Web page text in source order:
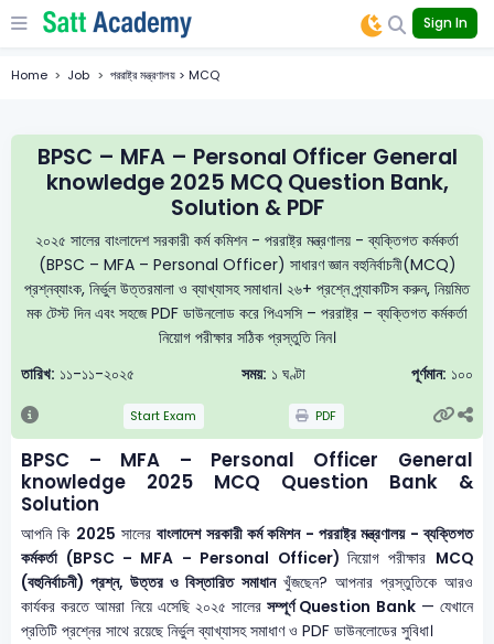
Sign In
Home Job পররাষ্ট্র মন্ত্রণালয় > MCQ
BPSC – MFA – Personal Officer General
knowledge 2025 MCQ Question Bank,
Solution & PDF
২০২৫ সালের বাংলাদেশ সরকারী কর্ম কমিশন - পররাষ্ট্র মন্ত্রণালয় - ব্যক্তিগত কর্মকর্তা
(BPSC – MFA – Personal Officer) সাধারণ জ্ঞান বহুনির্বাচনী(MCQ)
প্রশ্নব্যাংক, নির্ভুল উত্তরমালা ও ব্যাখ্যাসহ সমাধান। ২৬+ প্রশ্নে প্র্যাকটিস করুন, নিয়মিত
মক টেস্ট দিন এবং সহজে PDF ডাউনলোড করে পিএসসি – পররাষ্ট্র – ব্যক্তিগত কর্মকর্তা
নিয়োগ পরীক্ষার সঠিক প্রস্তুতি নিন।
তারিখ: ১১-১১-২০২৫ সময়: ১ ঘণ্টা পূর্ণমান: ১০০
Start Exam PDF
BPSC – MFA – Personal Officer General
knowledge 2025 MCQ Question Bank &
Solution
আপনি কি 2025 সালেরবাংলাদেশ সরকারী কর্ম কমিশন - পররাষ্ট্র মন্ত্রণালয় - ব্যক্তিগত
কর্মকর্তা (BPSC – MFA – Personal Officer)নিয়োগ পরীক্ষার MCQ
(বহুনির্বাচনী) প্রশ্ন, উত্তর ও বিস্তারিত সমাধানখুঁজছেন? আপনার প্রস্তুতিকে আরও
কার্যকর করতে আমরা নিয়ে এসেছি ২০২৫ সালেরসম্পূর্ণ Question Bank— যেখানে
প্রতিটি প্রশ্নের সাথে রয়েছে নির্ভুল ব্যাখ্যাসহ সমাধাণ ও PDF ডাউনলোডের সুবিধা।